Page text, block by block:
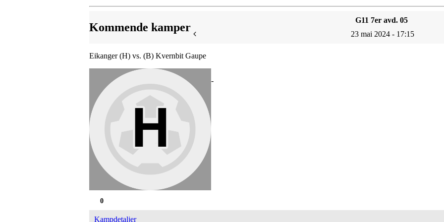
Kommende kamper
G11 7er avd. 05
23 mai 2024 - 17:15
Eikanger (H) vs. (B) Kvernbit Gaupe
-
0
Kampdetaljer